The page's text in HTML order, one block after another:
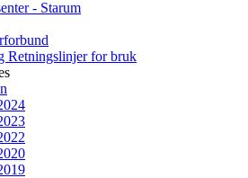
- Starum
Retningslinjer for bruk